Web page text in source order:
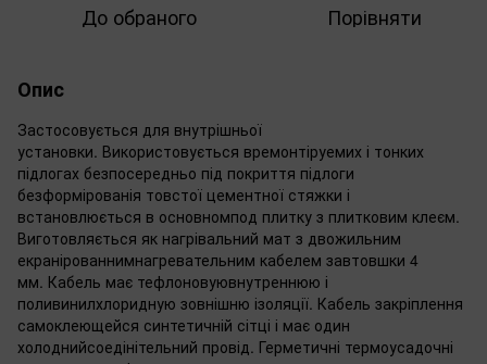
До обраного Порівняти
Опис
Застосовується для внутрішньої
установки. Використовується времонтіруемих і тонких
підлогах безпосередньо під покриття підлоги
безформірованія товстої цементної стяжки і
встановлюється в основномпод плитку з плитковим клеєм.
Виготовляється як нагрівальний мат з двожильним
екранірованнимнагревательним кабелем завтовшки 4
мм. Кабель має тефлоновуювнутреннюю і
поливинилхлоридную зовнішню ізоляції. Кабель закріплення
самоклеющейся синтетичній сітці і має один
холоднийсоедінітельний провід. Герметичні термоусадочні